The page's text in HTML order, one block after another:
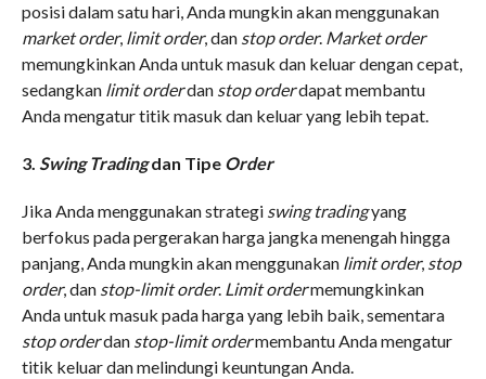
posisi dalam satu hari, Anda mungkin akan menggunakan
market order, limit order, dan stop order. Market order
memungkinkan Anda untuk masuk dan keluar dengan cepat,
sedangkan limit orderdan stop orderdapat membantu
Anda mengatur titik masuk dan keluar yang lebih tepat.
3. Swing Tradingdan Tipe Order
Jika Anda menggunakan strategi swing tradingyang
berfokus pada pergerakan harga jangka menengah hingga
panjang, Anda mungkin akan menggunakan limit order, stop
order, dan stop-limit order. Limit ordermemungkinkan
Anda untuk masuk pada harga yang lebih baik, sementara
stop orderdan stop-limit ordermembantu Anda mengatur
titik keluar dan melindungi keuntungan Anda.